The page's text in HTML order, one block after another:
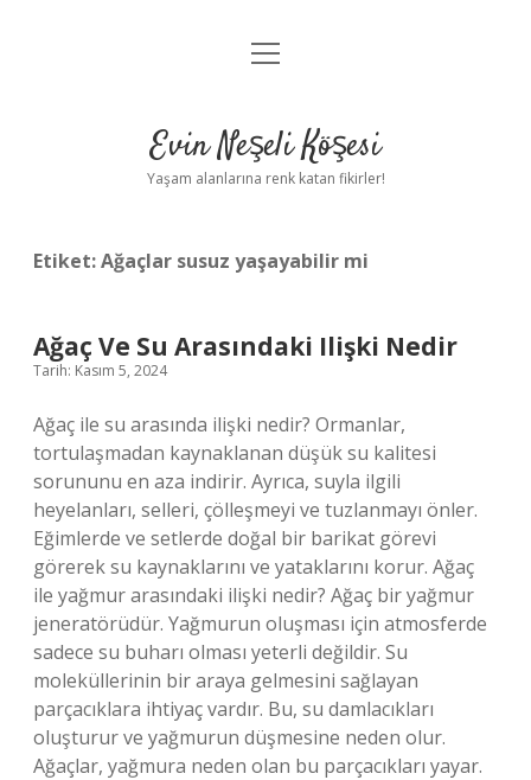
Anasayfa
Yasal Uyarı
menüyü
Evin Neşeli Köşesi
Yaşam alanlarına renk katan fikirler!
Etiket:Ağaçlar susuz yaşayabilir mi
Ağaç Ve Su Arasındaki Ilişki Nedir
Tarih: Kasım 5, 2024
Ağaç ile su arasında ilişki nedir? Ormanlar,
tortulaşmadan kaynaklanan düşük su kalitesi
sorununu en aza indirir. Ayrıca, suyla ilgili
heyelanları, selleri, çölleşmeyi ve tuzlanmayı önler.
Eğimlerde ve setlerde doğal bir barikat görevi
görerek su kaynaklarını ve yataklarını korur. Ağaç
ile yağmur arasındaki ilişki nedir? Ağaç bir yağmur
jeneratörüdür. Yağmurun oluşması için atmosferde
sadece su buharı olması yeterli değildir. Su
moleküllerinin bir araya gelmesini sağlayan
parçacıklara ihtiyaç vardır. Bu, su damlacıkları
oluşturur ve yağmurun düşmesine neden olur.
Ağaçlar, yağmura neden olan bu parçacıkları yayar.